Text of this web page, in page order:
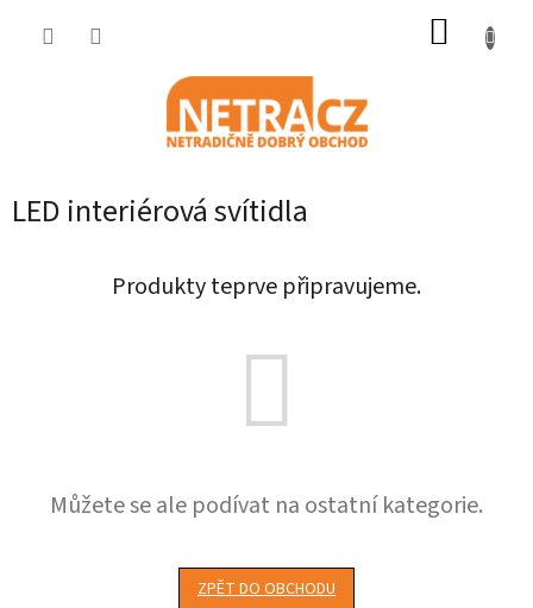
LED interiérová svítidla
Produkty teprve připravujeme.
Můžete se ale podívat na ostatní kategorie.
ZPĚT DO OBCHODU